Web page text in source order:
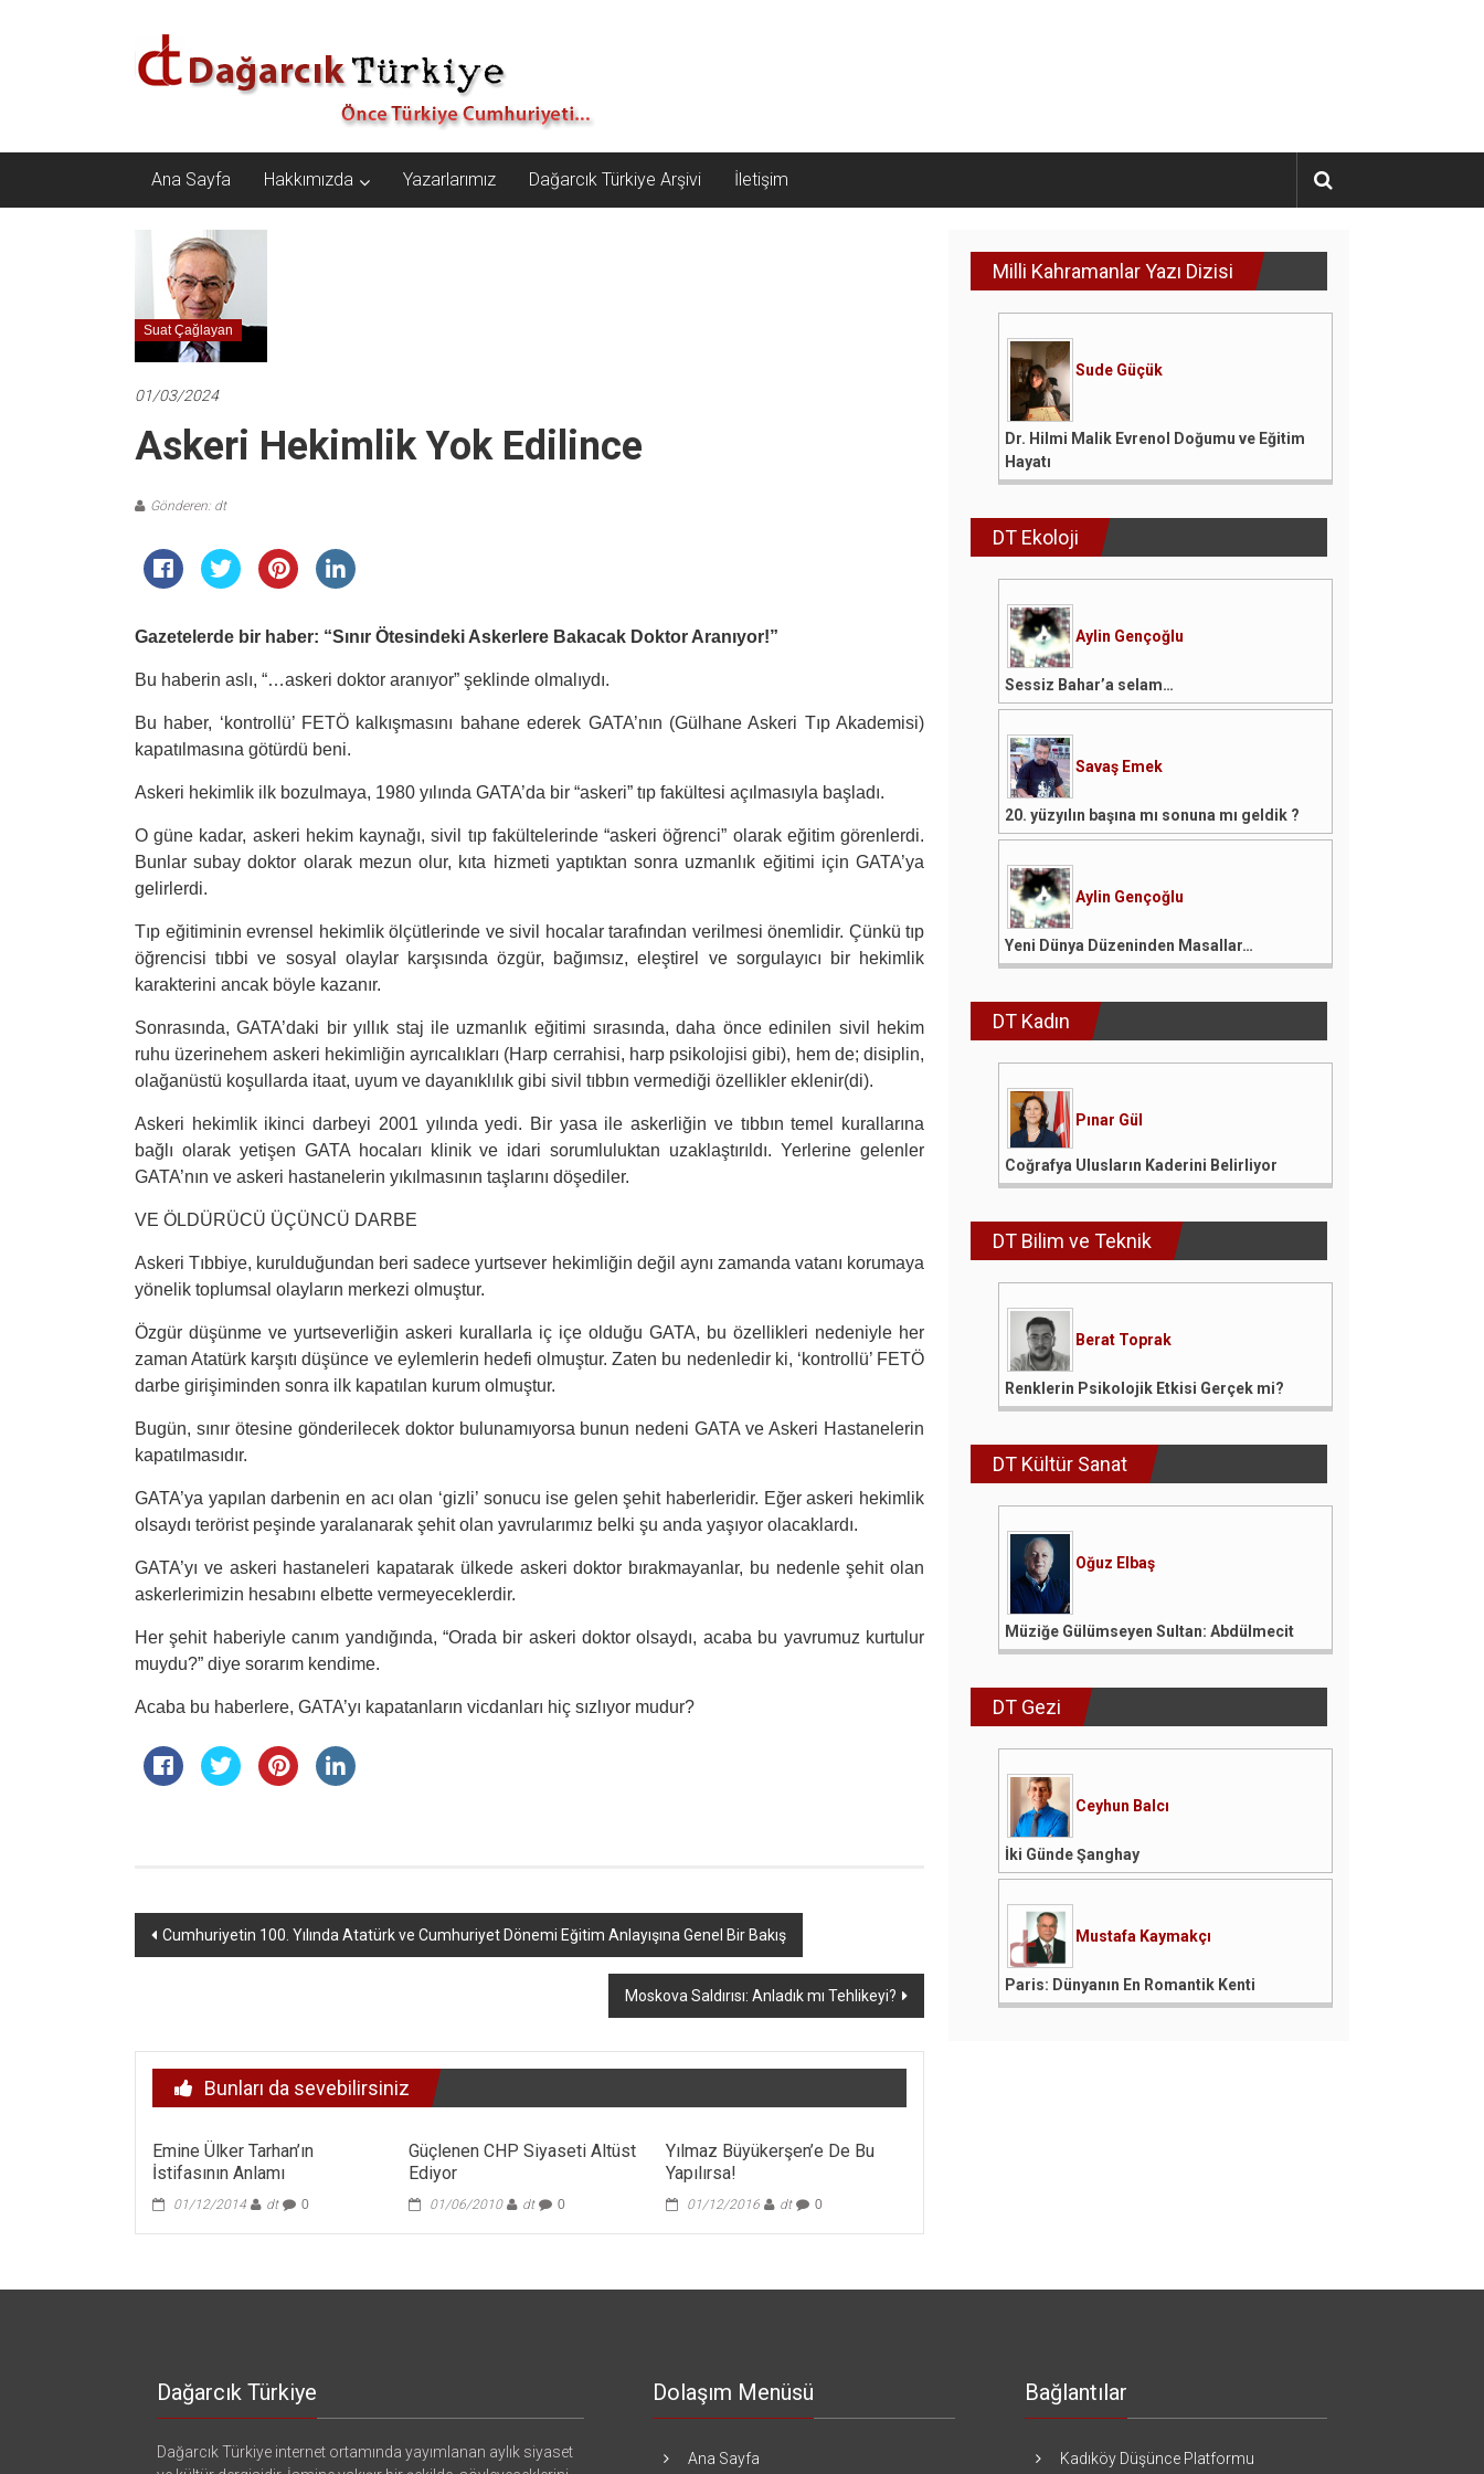
Dağarcık
Türkiye
Türkiye
Cumhuriyeti…
Ana Sayfa Hakkımızda Yazarlarımız Dağarcık Türkiye Arşivi İletişim
Suat Çağlayan
01/03/2024
Askeri Hekimlik Yok Edilince
Gönderen: dt
Gazetelerde bir haber: “Sınır Ötesindeki Askerlere Bakacak Doktor Aranıyor!”
Bu haberin aslı, “…askeri doktor aranıyor” şeklinde olmalıydı.
Bu haber, ‘kontrollü’ FETÖ kalkışmasını bahane ederek GATA’nın (Gülhane Askeri Tıp Akademisi)
kapatılmasına götürdü beni.
Askeri hekimlik ilk bozulmaya, 1980 yılında GATA’da bir “askeri” tıp fakültesi açılmasıyla başladı.
O güne kadar, askeri hekim kaynağı, sivil tıp fakültelerinde “askeri öğrenci” olarak eğitim görenlerdi.
Bunlar subay doktor olarak mezun olur, kıta hizmeti yaptıktan sonra uzmanlık eğitimi için GATA’ya
gelirlerdi.
Tıp eğitiminin evrensel hekimlik ölçütlerinde ve sivil hocalar tarafından verilmesi önemlidir. Çünkü tıp
öğrencisi tıbbi ve sosyal olaylar karşısında özgür, bağımsız, eleştirel ve sorgulayıcı bir hekimlik
karakterini ancak böyle kazanır.
Sonrasında, GATA’daki bir yıllık staj ile uzmanlık eğitimi sırasında, daha önce edinilen sivil hekim
ruhu üzerinehem askeri hekimliğin ayrıcalıkları (Harp cerrahisi, harp psikolojisi gibi), hem de; disiplin,
olağanüstü koşullarda itaat, uyum ve dayanıklılık gibi sivil tıbbın vermediği özellikler eklenir(di).
Askeri hekimlik ikinci darbeyi 2001 yılında yedi. Bir yasa ile askerliğin ve tıbbın temel kurallarına
bağlı olarak yetişen GATA hocaları klinik ve idari sorumluluktan uzaklaştırıldı. Yerlerine gelenler
GATA’nın ve askeri hastanelerin yıkılmasının taşlarını döşediler.
VE ÖLDÜRÜCÜ ÜÇÜNCÜ DARBE
Askeri Tıbbiye, kurulduğundan beri sadece yurtsever hekimliğin değil aynı zamanda vatanı korumaya
yönelik toplumsal olayların merkezi olmuştur.
Özgür düşünme ve yurtseverliğin askeri kurallarla iç içe olduğu GATA, bu özellikleri nedeniyle her
zaman Atatürk karşıtı düşünce ve eylemlerin hedefi olmuştur. Zaten bu nedenledir ki, ‘kontrollü’ FETÖ
darbe girişiminden sonra ilk kapatılan kurum olmuştur.
Bugün, sınır ötesine gönderilecek doktor bulunamıyorsa bunun nedeni GATA ve Askeri Hastanelerin
kapatılmasıdır.
GATA’ya yapılan darbenin en acı olan ‘gizli’ sonucu ise gelen şehit haberleridir. Eğer askeri hekimlik
olsaydı terörist peşinde yaralanarak şehit olan yavrularımız belki şu anda yaşıyor olacaklardı.
GATA’yı ve askeri hastaneleri kapatarak ülkede askeri doktor bırakmayanlar, bu nedenle şehit olan
askerlerimizin hesabını elbette vermeyeceklerdir.
Her şehit haberiyle canım yandığında, “Orada bir askeri doktor olsaydı, acaba bu yavrumuz kurtulur
muydu?” diye sorarım kendime.
Acaba bu haberlere, GATA’yı kapatanların vicdanları hiç sızlıyor mudur?
Yazı
Cumhuriyetin 100. Yılında Atatürk ve Cumhuriyet Dönemi Eğitim Anlayışına Genel Bir Bakış
Moskova Saldırısı: Anladık mı Tehlikeyi?
Bunları da sevebilirsiniz
Emine Ülker Tarhan’ın
İstifasının Anlamı
01/12/2014 dt 0
Güçlenen CHP Siyaseti Altüst
Ediyor
01/06/2010 dt 0
Yılmaz Büyükerşen’e De Bu
Yapılırsa!
01/12/2016 dt 0
Milli Kahramanlar Yazı Dizisi
Sude Güçük
Dr. Hilmi Malik Evrenol Doğumu ve Eğitim
Hayatı
DT Ekoloji
Aylin Gençoğlu
Sessiz Bahar’a selam…
Savaş Emek
20. yüzyılın başına mı sonuna mı geldik ?
Aylin Gençoğlu
Yeni Dünya Düzeninden Masallar…
DT Kadın
Pınar Gül
Coğrafya Ulusların Kaderini Belirliyor
DT Bilim ve Teknik
Berat Toprak
Renklerin Psikolojik Etkisi Gerçek mi?
DT Kültür Sanat
Oğuz Elbaş
Müziğe Gülümseyen Sultan: Abdülmecit
DT Gezi
Ceyhun Balcı
İki Günde Şanghay
Mustafa Kaymakçı
Paris: Dünyanın En Romantik Kenti
Dağarcık Türkiye
Dağarcık Türkiye internet ortamında yayımlanan aylık siyaset
Dolaşım Menüsü
Ana Sayfa
Bağlantılar
Kadıköy Düşünce Platformu